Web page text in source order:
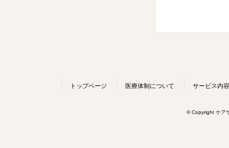
トップページ 医療体制について サービス内容
© Copyright ケア